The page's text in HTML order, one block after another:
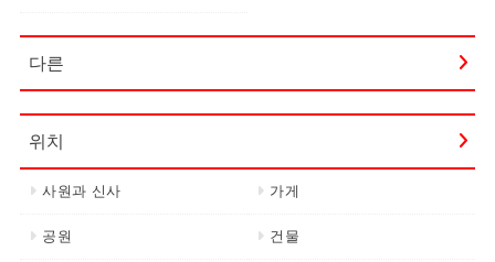
다른
위치
사원과 신사 가게
공원 건물